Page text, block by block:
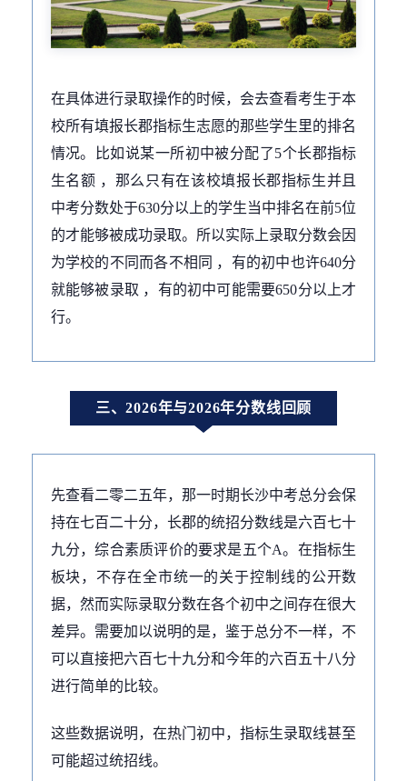
在具体进行录取操作的时候，会去查看考生于本
校所有填报长郡指标生志愿的那些学生里的排名
情况。比如说某一所初中被分配了5个长郡指标
生名额 ，那么只有在该校填报长郡指标生并且
中考分数处于630分以上的学生当中排名在前5位
的才能够被成功录取。所以实际上录取分数会因
为学校的不同而各不相同 ，有的初中也许640分
就能够被录取 ，有的初中可能需要650分以上才
行。
三、2026年与2026年分数线回顾
先查看二零二五年，那一时期长沙中考总分会保
持在七百二十分，长郡的统招分数线是六百七十
九分，综合素质评价的要求是五个A。在指标生
板块，不存在全市统一的关于控制线的公开数
据，然而实际录取分数在各个初中之间存在很大
差异。需要加以说明的是，鉴于总分不一样，不
可以直接把六百七十九分和今年的六百五十八分
进行简单的比较。
这些数据说明，在热门初中，指标生录取线甚至
可能超过统招线。